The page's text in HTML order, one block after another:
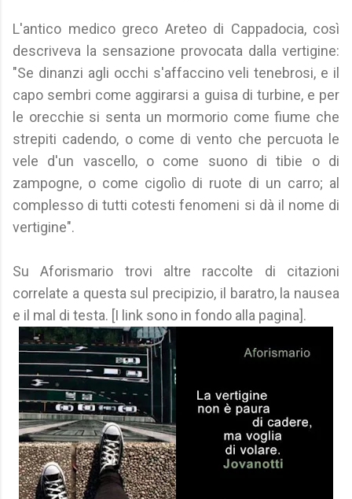
L'antico medico greco Areteo di Cappadocia, così
descriveva la sensazione provocata dalla vertigine:
"Se dinanzi agli occhi s'affaccino veli tenebrosi, e il
capo sembri come aggirarsi a guisa di turbine, e per
le orecchie si senta un mormorio come fiume che
strepiti cadendo, o come di vento che percuota le
vele d'un vascello, o come suono di tibie o di
zampogne, o come cigolìo di ruote di un carro; al
complesso di tutti cotesti fenomeni si dà il nome di
vertigine".
Su Aforismario trovi altre raccolte di citazioni
correlate a questa sul precipizio, il baratro, la nausea
e il mal di testa. [I link sono in fondo alla pagina].